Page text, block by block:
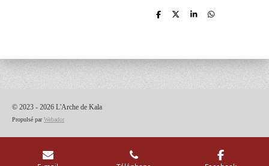
P
P
P
P
© 2023 - 2026 L'Arche de Kala
Propulsé parWebador